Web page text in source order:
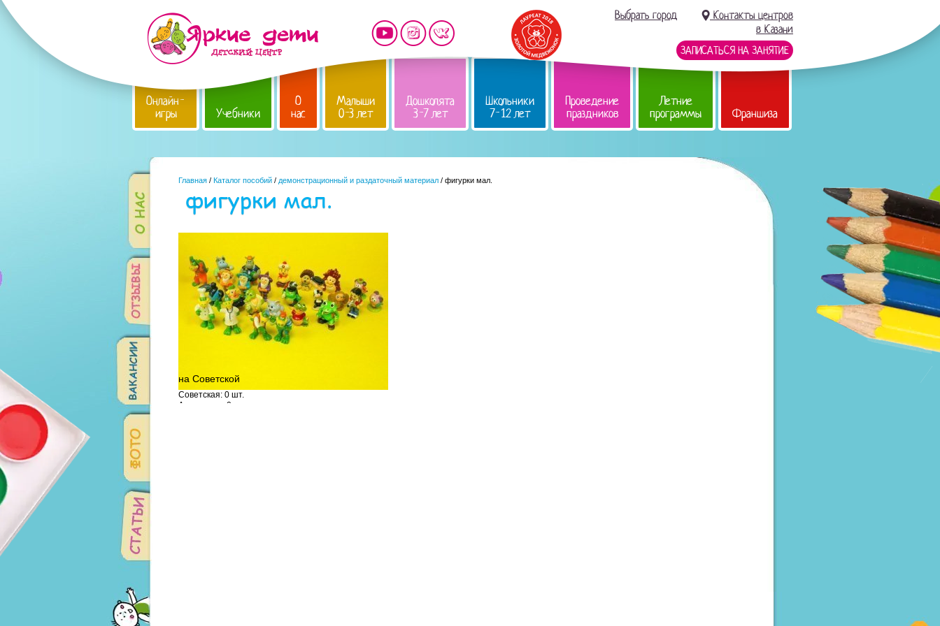
Выбрать город
Контакты центров
в Казани
ЗАПИСАТЬСЯ НА ЗАНЯТИЕ
Онлайн-
игры Учебники
О
нас
Малыши
0-3 лет
Дошколята
3-7 лет
Школьники
7-12 лет
Проведение
праздников
Летние
программы Франшиза
Главная / Каталог пособий / демонстрационный и раздаточный материал / фигурки мал.
фигурки мал.
Советская: 0 шт.
Амундсена: 0 шт.
на Советской